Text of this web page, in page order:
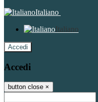
Italiano
Italiano
Accedi
Accedi
button close ×